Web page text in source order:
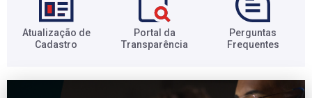
Atualização de
Cadastro​
Portal da
Transparência​
Perguntas
Frequentes​